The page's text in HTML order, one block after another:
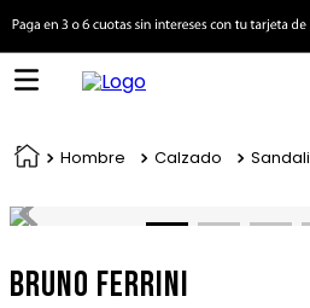
Hombre Calzado
Bruno Ferrini